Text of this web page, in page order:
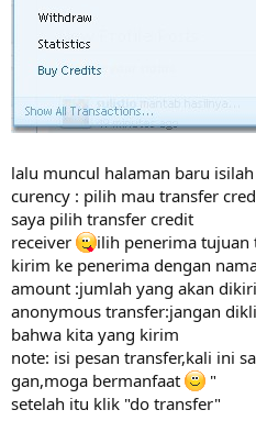
lalu muncul halaman baru
curency : pilih mau transfer
saya pilih transfer credit
receiver
ilih penerima tujuan
kirim ke penerima dengan
amount :jumlah yang akan
anonymous transfer:jangan
bahwa kita yang kirim
note: isi pesan transfer,kali ini
gan,moga bermanfaat
"
setelah itu klik "do transfer"